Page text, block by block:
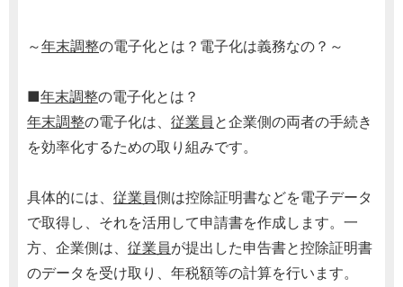
～年末調整の電子化とは？電子化は義務なの？～
■年末調整の電子化とは？
年末調整の電子化は、 従業員 と企業側の両者の手続き
を効率化するための取り組みです。
具体的には、 従業員側は控除証明書などを電子データ
で取得し、それを活用して申請書を作成します。一
方、企業側は、 従業員が提出した申告書と控除証明書
のデータを受け取り、年税額等の計算を行います。